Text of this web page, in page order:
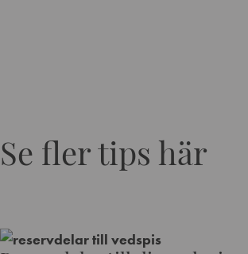
Se fler tips här